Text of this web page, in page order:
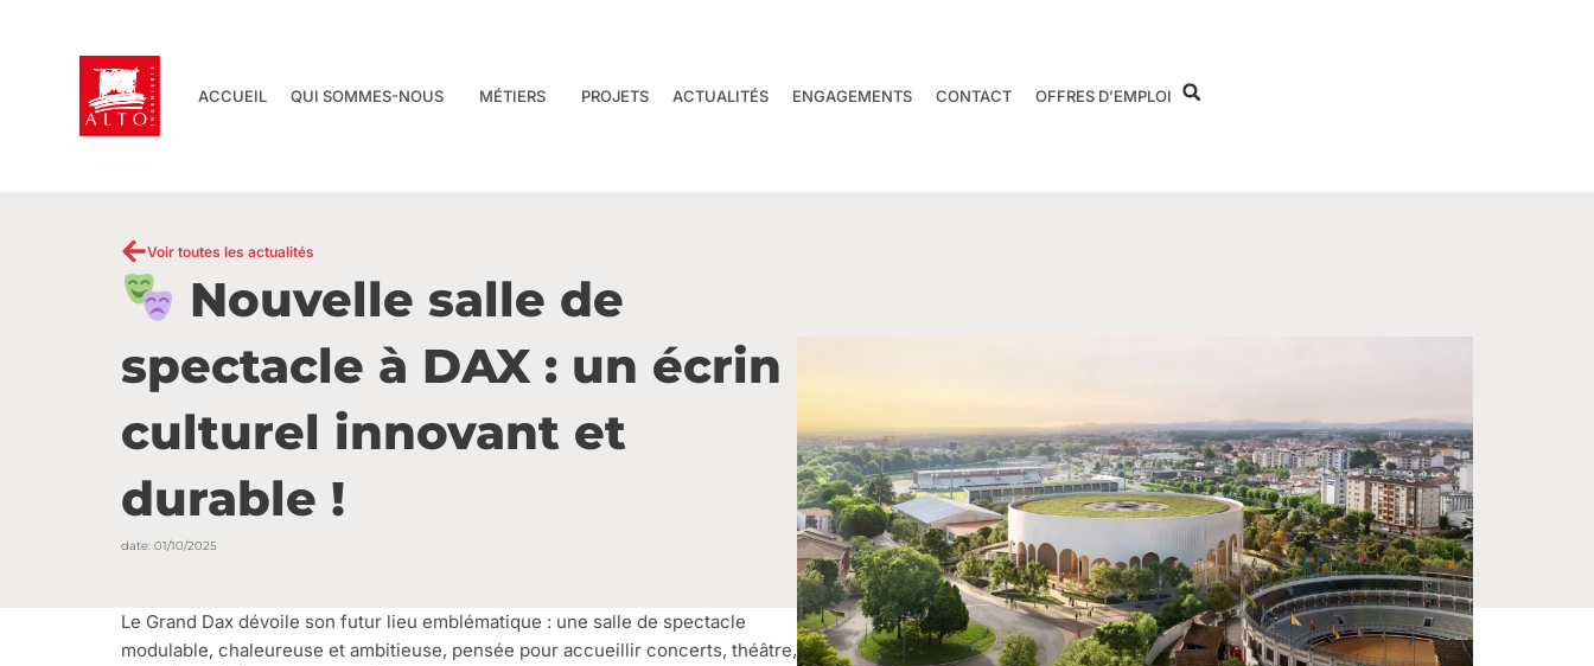
ACCUEIL QUI SOMMES-NOUS MÉTIERS PROJETS ACTUALITÉS ENGAGEMENTS CONTACT OFFRES D’EMPLOI
Voir toutes les actualités
Nouvelle salle de
spectacle à DAX : un écrin
culturel innovant et
durable !
date: 01/10/2025
Le Grand Dax dévoile son futur lieu emblématique : une salle de spectacle
modulable, chaleureuse et ambitieuse, pensée pour accueillir concerts, théâtre,